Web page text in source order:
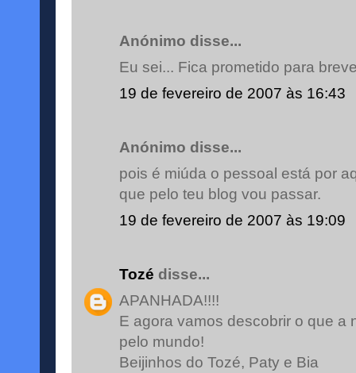
Anónimo disse...
Eu sei... Fica prometido para
19 de fevereiro de 2007 às 16:43
Anónimo disse...
pois é miúda o pessoal está por
que pelo teu blog vou passar.
19 de fevereiro de 2007 às 19:09
Tozé disse...
APANHADA!!!!
E agora vamos descobrir o que a
pelo mundo!
Beijinhos do Tozé, Paty e Bia